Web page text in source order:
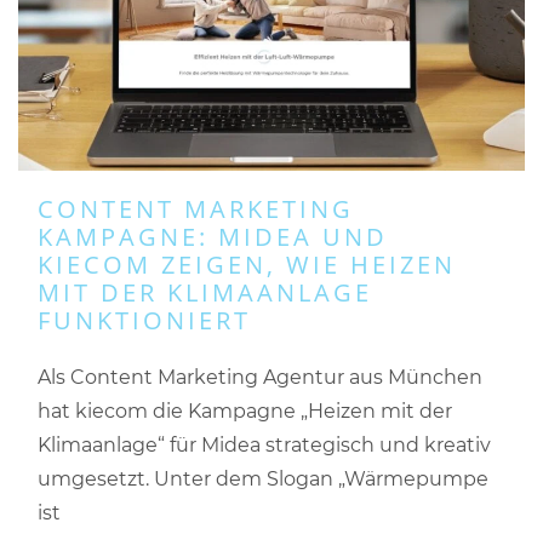
CONTENT MARKETING
KAMPAGNE: MIDEA UND
KIECOM ZEIGEN, WIE HEIZEN
MIT DER KLIMAANLAGE
FUNKTIONIERT
Als Content Marketing Agentur aus München
hat kiecom die Kampagne „Heizen mit der
Klimaanlage“ für Midea strategisch und kreativ
umgesetzt. Unter dem Slogan „Wärmepumpe
ist